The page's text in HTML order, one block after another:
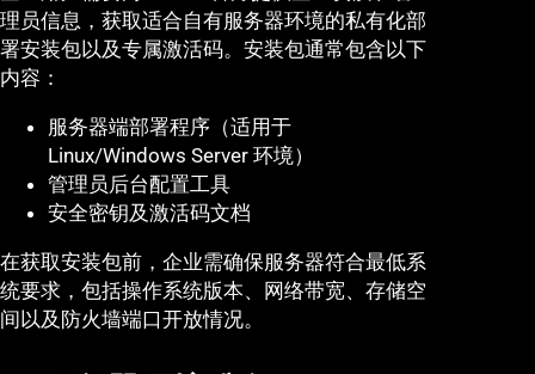
理员信息，获取适合自有服务器环境的私有化部
署安装包以及专属激活码。安装包通常包含以下
内容：
服务器端部署程序（适用于
Linux/Windows Server 环境）
管理员后台配置工具
安全密钥及激活码文档
在获取安装包前，企业需确保服务器符合最低系
统要求，包括操作系统版本、网络带宽、存储空
间以及防火墙端口开放情况。